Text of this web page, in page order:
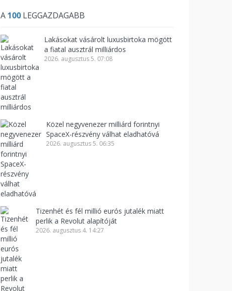
A 100 LEGGAZDAGABB
Lakásokat vásárolt luxusbirtoka mögött
a fiatal ausztrál milliárdos
2026. augusztus 5. 07:08
Közel negyvenezer milliárd forintnyi
SpaceX-részvény válhat eladhatóvá
2026. augusztus 5. 06:35
Tizenhét és fél millió eurós jutalék miatt
perlik a Revolut alapítóját
2026. augusztus 4. 14:27